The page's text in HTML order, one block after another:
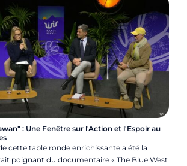
: Une Fenêtre sur l'Action et l'Espoir au
cette table ronde enrichissante a été la
poignant du documentaire « The Blue West